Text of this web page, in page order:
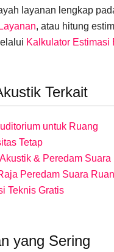
layanan lengkap
, atau hitung
Kalkulator Estimasi
Terkait
untuk Ruang
Tetap
& Peredam
Peredam Suara
Teknis Gratis
yang Sering